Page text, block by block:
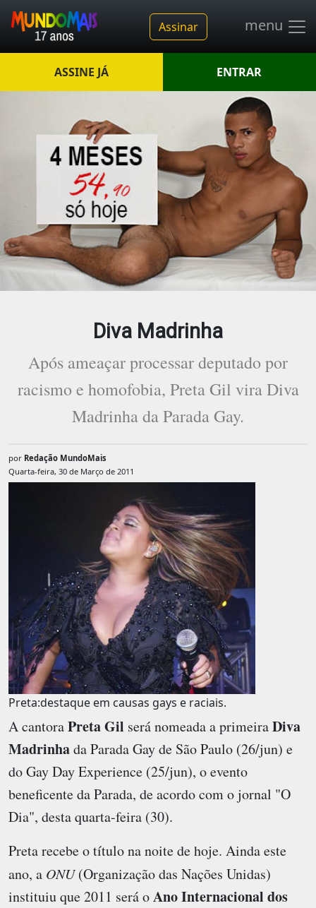
Assinar menu
ASSINE JÁ ENTRAR
Diva Madrinha
Após ameaçar processar deputado por
racismo e homofobia, Preta Gil vira Diva
Madrinha da Parada Gay.
por Redação MundoMais
Quarta-feira, 30 de Março de 2011
Preta:destaque em causas gays e raciais.
A cantoraPreta Gil será nomeada a primeiraDiva
MadrinhadaParada Gay de São Paulo (26/jun) e
doGay Day Experience (25/jun), o evento
beneficente da Parada, de acordo com o jornal "O
Dia", desta quarta-feira (30).
Preta recebe o título na noite de hoje. Ainda este
ano, a ONU(Organização das Nações Unidas)
instituiu que 2011 será oAno Internacional dos